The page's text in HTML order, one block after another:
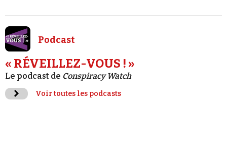
Podcast
« RÉVEILLEZ-VOUS ! »
Le podcast de Conspiracy Watch
Voir toutes les podcasts